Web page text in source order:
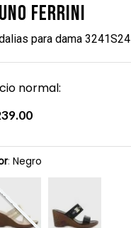
Ferrini
para dama 3241S24
normal:
.00
: Negro